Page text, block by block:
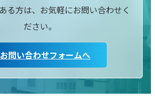
る方は、お気軽にお問い合わせく
ださい。
お問い合わせフォームへ